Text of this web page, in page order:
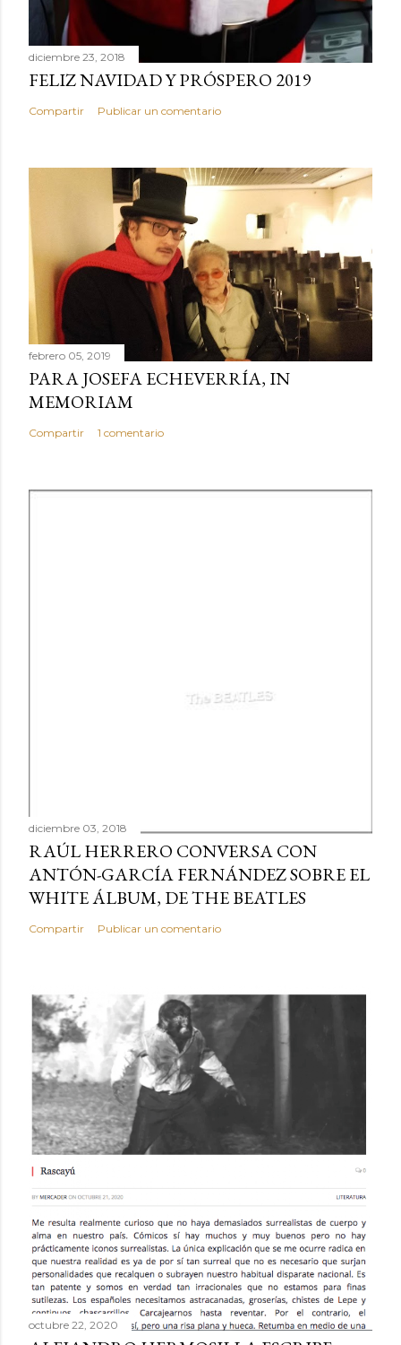
diciembre 23, 2018
FELIZ NAVIDAD Y PRÓSPERO 2019
Compartir Publicar un comentario
febrero 05, 2019
PARA JOSEFA ECHEVERRÍA, IN
MEMORIAM
Compartir 1 comentario
diciembre 03, 2018
RAÚL HERRERO CONVERSA CON
ANTÓN-GARCÍA FERNÁNDEZ SOBRE EL
WHITE ÁLBUM, DE THE BEATLES
Compartir Publicar un comentario
octubre 22, 2020